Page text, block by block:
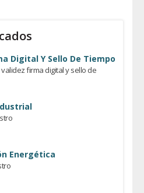
Digital Y Sello De Tiempo
firma digital y sello de
Energética